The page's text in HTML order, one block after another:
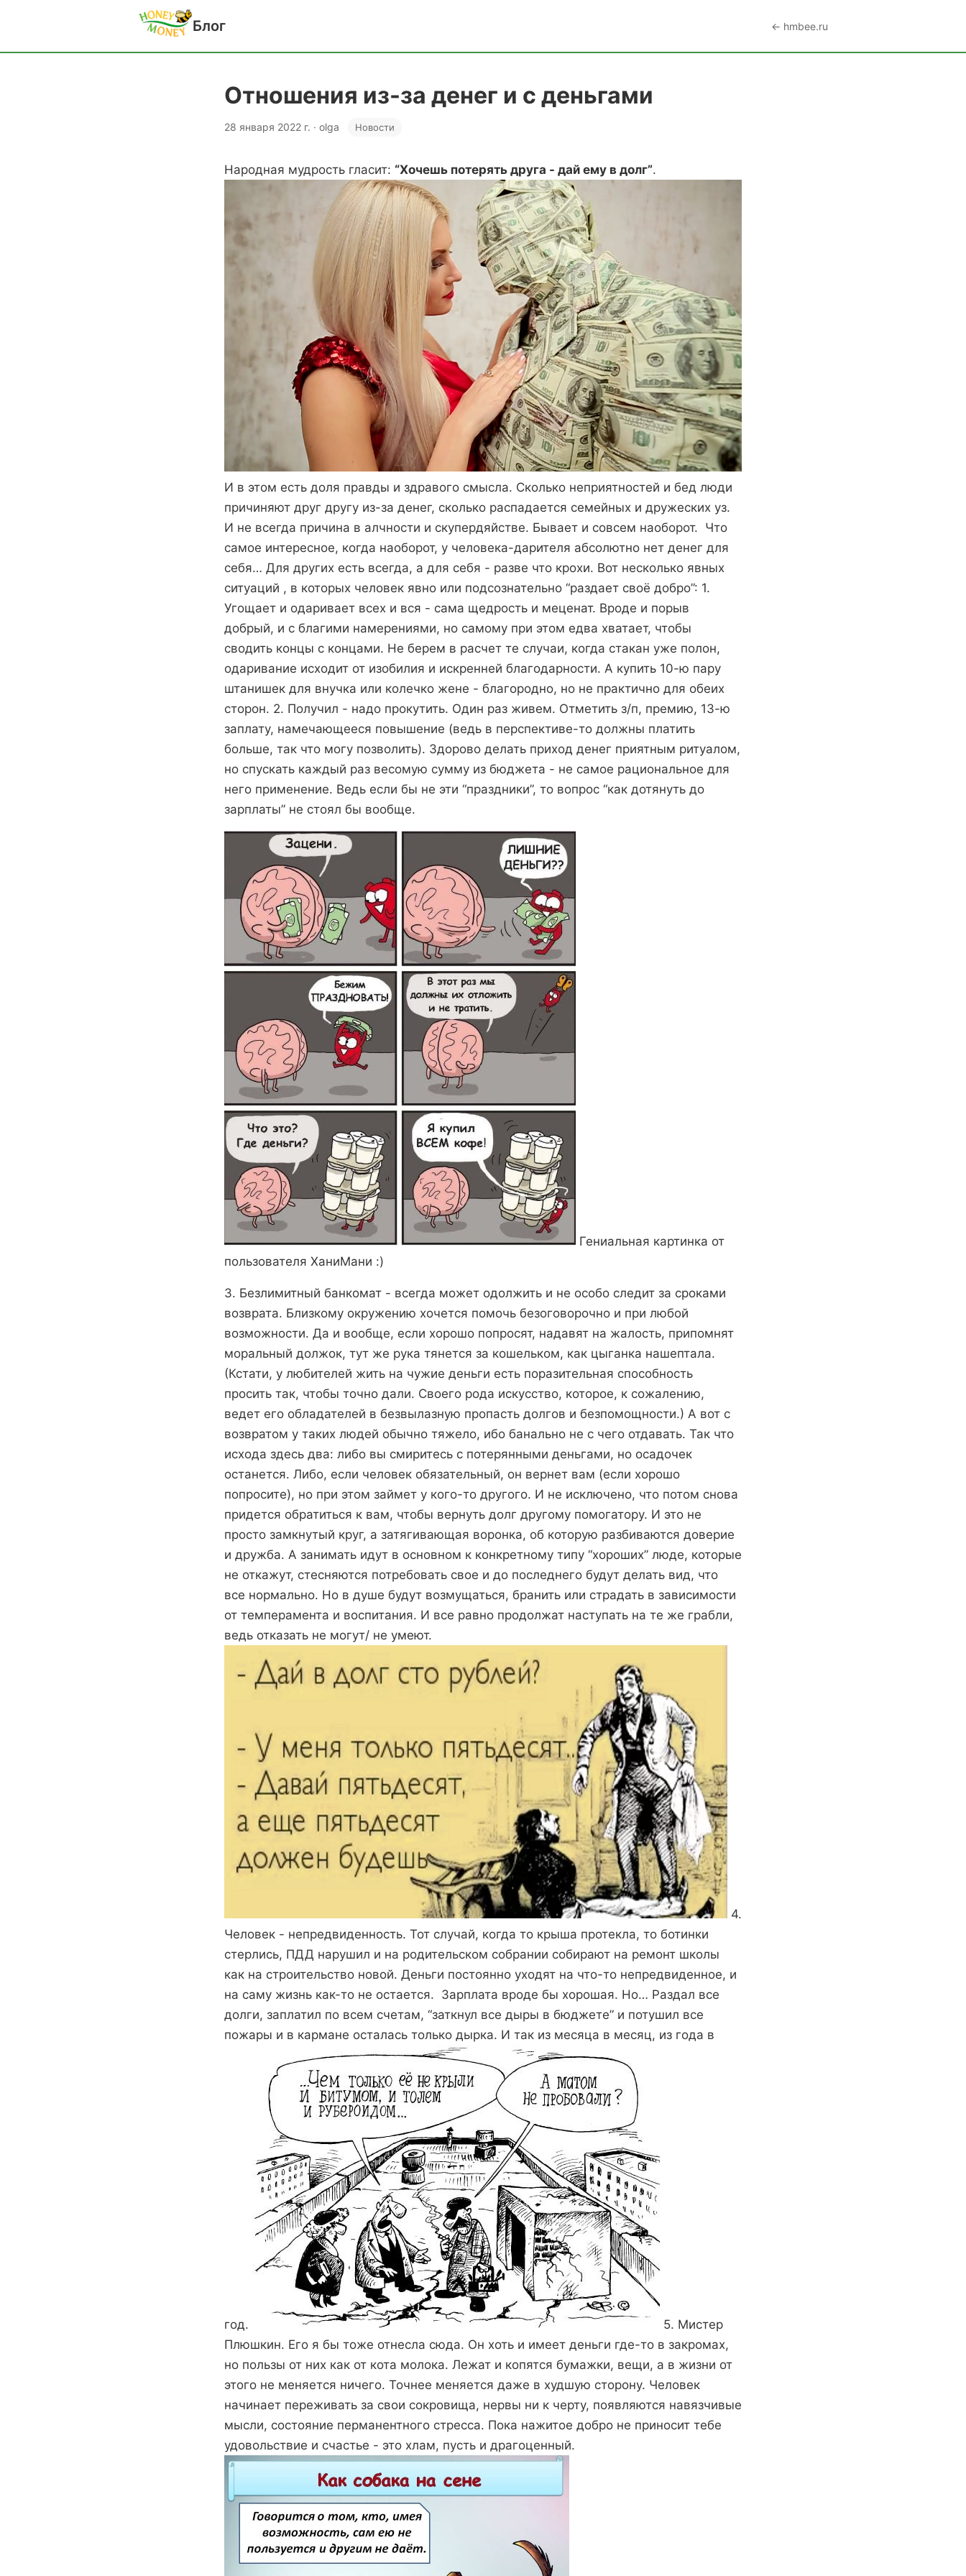
Блог ← hmbee.ru
Отношения из-за денег и с деньгами
28 января 2022 г. · olga Новости
Народная мудрость гласит: “Хочешь потерять друга - дай ему в долг”.
И в этом есть доля правды и здравого смысла. Сколько неприятностей и бед люди
причиняют друг другу из-за денег, сколько распадается семейных и дружеских уз.
И не всегда причина в алчности и скупердяйстве. Бывает и совсем наоборот. Что
самое интересное, когда наоборот, у человека-дарителя абсолютно нет денег для
себя… Для других есть всегда, а для себя - разве что крохи. Вот несколько явных
ситуаций , в которых человек явно или подсознательно “раздает своё добро”: 1.
Угощает и одаривает всех и вся - сама щедрость и меценат. Вроде и порыв
добрый, и с благими намерениями, но самому при этом едва хватает, чтобы
сводить концы с концами. Не берем в расчет те случаи, когда стакан уже полон,
одаривание исходит от изобилия и искренней благодарности. А купить 10-ю пару
штанишек для внучка или колечко жене - благородно, но не практично для обеих
сторон. 2. Получил - надо прокутить. Один раз живем. Отметить з/п, премию, 13-ю
заплату, намечающееся повышение (ведь в перспективе-то должны платить
больше, так что могу позволить). Здорово делать приход денег приятным ритуалом,
но спускать каждый раз весомую сумму из бюджета - не самое рациональное для
него применение. Ведь если бы не эти “праздники”, то вопрос “как дотянуть до
зарплаты” не стоял бы вообще.
Гениальная картинка от
пользователя ХаниМани :)
3. Безлимитный банкомат - всегда может одолжить и не особо следит за сроками
возврата. Близкому окружению хочется помочь безоговорочно и при любой
возможности. Да и вообще, если хорошо попросят, надавят на жалость, припомнят
моральный должок, тут же рука тянется за кошельком, как цыганка нашептала.
(Кстати, у любителей жить на чужие деньги есть поразительная способность
просить так, чтобы точно дали. Своего рода искусство, которое, к сожалению,
ведет его обладателей в безвылазную пропасть долгов и безпомощности.) А вот с
возвратом у таких людей обычно тяжело, ибо банально не с чего отдавать. Так что
исхода здесь два: либо вы смиритесь с потерянными деньгами, но осадочек
останется. Либо, если человек обязательный, он вернет вам (если хорошо
попросите), но при этом займет у кого-то другого. И не исключено, что потом снова
придется обратиться к вам, чтобы вернуть долг другому помогатору. И это не
просто замкнутый круг, а затягивающая воронка, об которую разбиваются доверие
и дружба. А занимать идут в основном к конкретному типу “хороших” люде, которые
не откажут, стесняются потребовать свое и до последнего будут делать вид, что
все нормально. Но в душе будут возмущаться, бранить или страдать в зависимости
от темперамента и воспитания. И все равно продолжат наступать на те же грабли,
ведь отказать не могут/ не умеют.
4.
Человек - непредвиденность. Тот случай, когда то крыша протекла, то ботинки
стерлись, ПДД нарушил и на родительском собрании собирают на ремонт школы
как на строительство новой. Деньги постоянно уходят на что-то непредвиденное, и
на саму жизнь как-то не остается. Зарплата вроде бы хорошая. Но… Раздал все
долги, заплатил по всем счетам, “заткнул все дыры в бюджете” и потушил все
пожары и в кармане осталась только дырка. И так из месяца в месяц, из года в
год.
5. Мистер
Плюшкин. Его я бы тоже отнесла сюда. Он хоть и имеет деньги где-то в закромах,
но пользы от них как от кота молока. Лежат и копятся бумажки, вещи, а в жизни от
этого не меняется ничего. Точнее меняется даже в худшую сторону. Человек
начинает переживать за свои сокровища, нервы ни к черту, появляются навязчивые
мысли, состояние перманентного стресса. Пока нажитое добро не приносит тебе
удовольствие и счастье - это хлам, пусть и драгоценный.